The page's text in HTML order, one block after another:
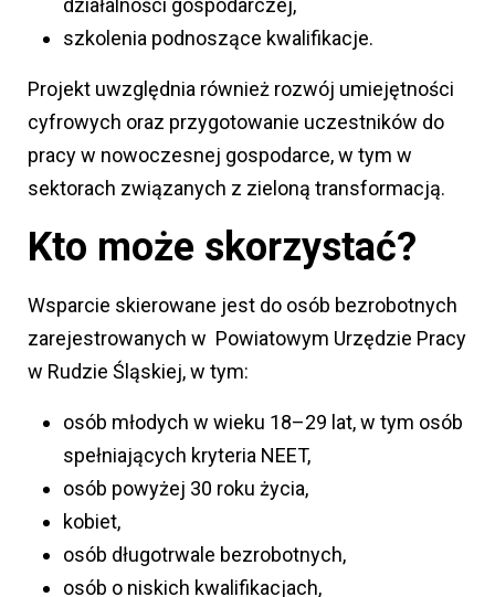
działalności gospodarczej,
szkolenia podnoszące kwalifikacje.
Projekt uwzględnia również rozwój umiejętności
cyfrowych oraz przygotowanie uczestników do
pracy w nowoczesnej gospodarce, w tym w
sektorach związanych z zieloną transformacją.
Kto może skorzystać?
Wsparcie skierowane jest do osób bezrobotnych
zarejestrowanych w Powiatowym Urzędzie Pracy
w Rudzie Śląskiej, w tym:
osób młodych w wieku 18–29 lat, w tym osób
spełniających kryteria NEET,
osób powyżej 30 roku życia,
kobiet,
osób długotrwale bezrobotnych,
osób o niskich kwalifikacjach,